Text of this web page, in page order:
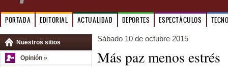
PORTADA EDITORIAL ACTUALIDAD DEPORTES ESPECTÁCULOS
Nuestros sitios
Opinión »
Sábado 10 de octubre 2015
Más paz menos estrés